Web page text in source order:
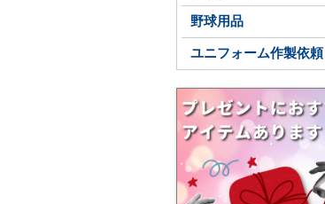
野球用品
ユニフォーム作製依頼